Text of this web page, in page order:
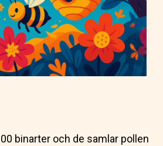
binarter och de samlar pollen